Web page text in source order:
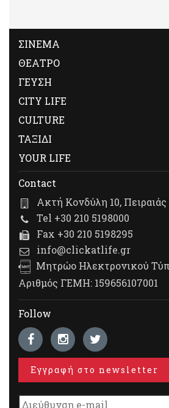
ΣΙΝΕΜΑ
ΘΕΑΤΡΟ
ΓΕΥΣΗ
CITY LIFE
CULTURE
ΤΑΞΙΔΙ
YOUR LIFE
Contact
Ακτή Κονδύλη 10,
Tel +30 210 5198000
Fax +30 210 5198295
info@clickatlife.gr
Μητρώο Ηλεκτρονικού
Αριθμός ΓΕΜΗ: 159656107001
Follow
Εγγραφή στο newsletter